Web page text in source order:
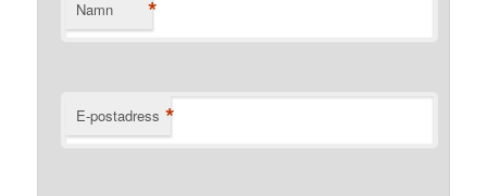
Namn *
E-postadress *